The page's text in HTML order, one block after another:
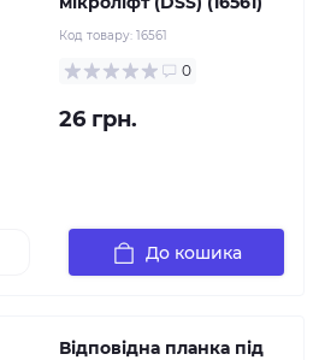
Код товару: 16561
0
26 грн.
До кошика
Відповідна планка під